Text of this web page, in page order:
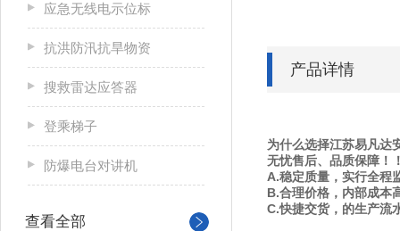
应急无线电示位标
抗洪防汛抗旱物资
搜救雷达应答器
登乘梯子
防爆电台对讲机
查看全部
产品详情
为什么选择江苏易凡达
无忧售后、品质保障！
A.稳定质量，实行全程
B.合理价格，内部成本
C.快捷交货，的生产流